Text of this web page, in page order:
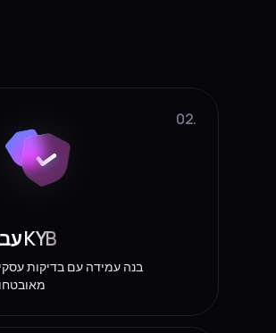
02.
עבר KYB
בנה עמידה עם בדיקות